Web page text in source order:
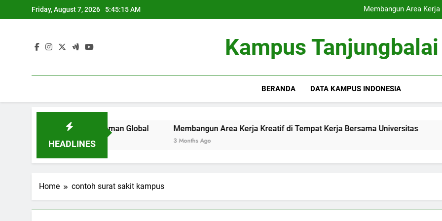
to
Friday, August 7, 2026 5:45:15 AM
Membangun Area
Signifikansi Cinta
Membangun Area
Signifikansi Cinta
Kampus Tanjungbalai
BERANDA DATA KAMPUS INDONESIA
HEADLINES
Tinggi di Zaman Global Membangun Area Kerja Kreatif di Tempat Kerja Bersama Universitas
3 Months Ago 3 Months
Home contoh surat sakit kampus